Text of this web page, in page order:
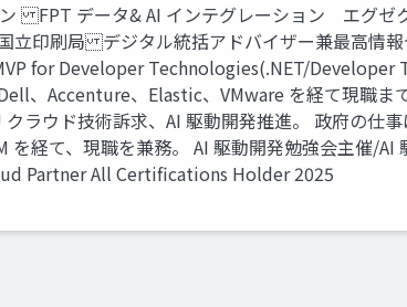
ン FPT データ& AI インテグレーション エグ
立印刷局 デジタル統括アドバイザー兼最高情
for Developer Technologies(.NET/Developer
、Accenture、Elastic、VMware を経て現職ま
クラウド技術訴求、AI 駆動開発推進。 政府の仕
を経て、現職を兼務。 AI 駆動開発勉強会主催/AI
Partner All Certifications Holder 2025